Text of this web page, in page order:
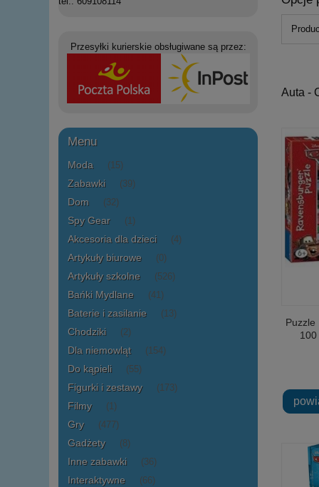
Przesyłki kurierskie obsługiwane są przez:
Menu
Moda (15)
Zabawki (39)
Dom (32)
Spy Gear (1)
Akcesoria dla dzieci (4)
Artykuły biurowe (0)
Artykuły szkolne (526)
Bańki Mydlane (41)
Baterie i zasilanie (13)
Chodziki (2)
Dla niemowląt (154)
Do kąpieli (55)
Figurki i zestawy (173)
Filmy (1)
Gry (477)
Gadżety (8)
Inne zabawki (36)
Interaktywne (66)
Auta -
Puzzle